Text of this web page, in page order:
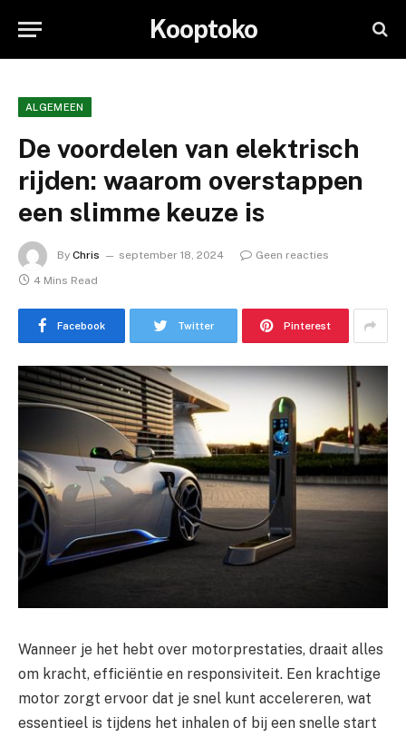
Kooptoko
ALGEMEEN
De voordelen van elektrisch
rijden: waarom overstappen
een slimme keuze is
By Chris september 18, 2024
Geen reacties
4 Mins Read
Facebook Twitter Pinterest
Wanneer je het hebt over motorprestaties, draait alles
om kracht, efficiëntie en responsiviteit. Een krachtige
motor zorgt ervoor dat je snel kunt accelereren, wat
essentieel is tijdens het inhalen of bij een snelle start